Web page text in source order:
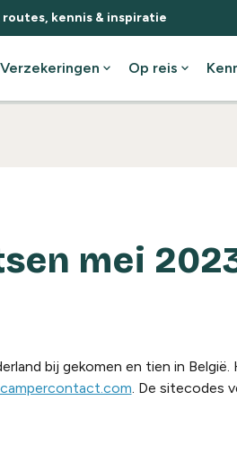
kennis & inspiratie
Verzekeringen expand_more Op reis expand_more
mei
bij gekomen en tien in
. De sitecodes